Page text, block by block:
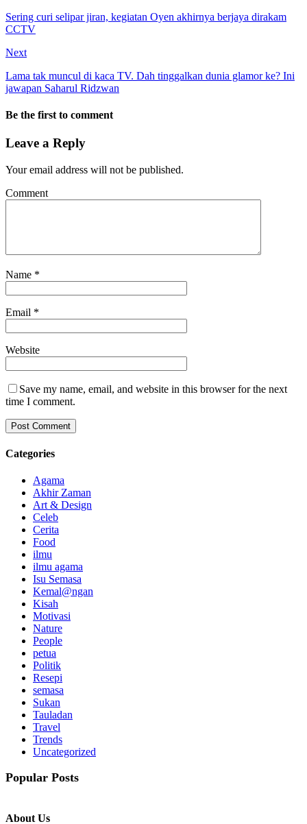
Sering curi selipar jiran, kegiatan Oyen akhirnya berjaya dirakam
CCTV
Next
Lama tak muncul di kaca TV. Dah tinggalkan dunia glamor ke? Ini
jawapan Saharul Ridzwan
Be the first to comment
Leave a Reply
Your email address will not be published.
Comment
Name *
Email *
Website
Save my name, email, and website in this browser for the next
time I comment.
Categories
Agama
Akhir Zaman
Art & Design
Celeb
Cerita
Food
ilmu
ilmu agama
Isu Semasa
Kemal@ngan
Kisah
Motivasi
Nature
People
petua
Politik
Resepi
semasa
Sukan
Tauladan
Travel
Trends
Uncategorized
Popular Posts
About Us